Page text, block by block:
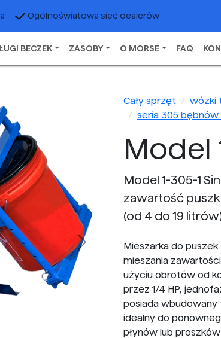
Ogólnoświatowa sieć dealerów
BECZEK ZASOBY O MORSE FAQ
Next
Cały sprzęt
wózki
seria 305 bębnów
Model
Model 1-305-1
zawartość
(od 4 do 19
Mieszarka do
mieszania
użyciu obrotów od
przez 1/4 HP,
posiada wbudowany
idealny do
płynów lub